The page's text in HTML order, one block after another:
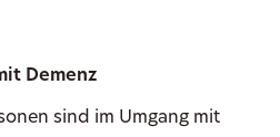
Demenz
sind im Umgang mit